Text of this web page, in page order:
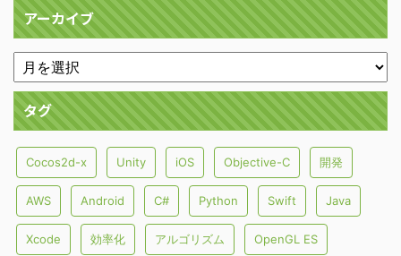
アーカイブ
タグ
Cocos2d-x Unity iOS Objective-C 開発
AWS Android C# Python Swift Java
Xcode 効率化 アルゴリズム OpenGL ES